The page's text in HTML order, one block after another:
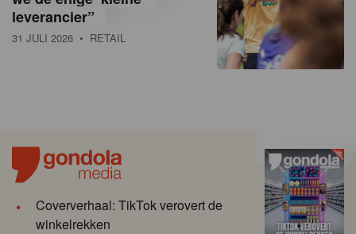
leverancier”
31 JULI 2026 • RETAIL
Coververhaal: TikTok verovert de
winkelrekken